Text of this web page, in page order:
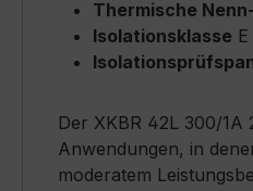
Thermische
Isolationsklasse E
Der XKBR 42L 300/
Anwendungen, in
moderatem